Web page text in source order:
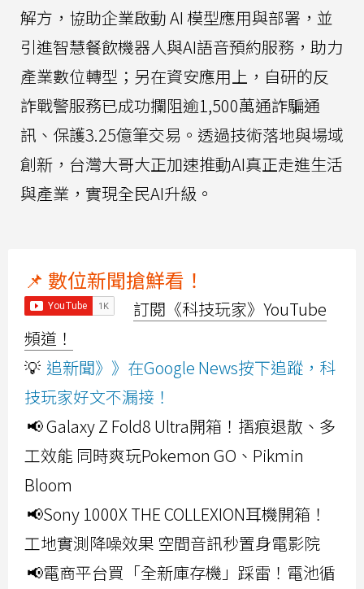
解方，協助企業啟動 AI 模型應用與部署，並
引進智慧餐飲機器人與AI語音預約服務，助力
產業數位轉型；另在資安應用上，自研的反
詐戰警服務已成功攔阻逾1,500萬通詐騙通
訊、保護3.25億筆交易。透過技術落地與場域
創新，台灣大哥大正加速推動AI真正走進生活
與產業，實現全民AI升級。
📌 數位新聞搶鮮看！
訂閱《科技玩家》YouTube
頻道！
💡 追新聞》》在Google News按下追蹤，科
技玩家好文不漏接！
📢 Galaxy Z Fold8 Ultra開箱！摺痕退散、多
工效能 同時爽玩Pokemon GO、Pikmin
Bloom
📢Sony 1000X THE COLLEXION耳機開箱！
工地實測降噪效果 空間音訊秒置身電影院
📢電商平台買「全新庫存機」踩雷！電池循